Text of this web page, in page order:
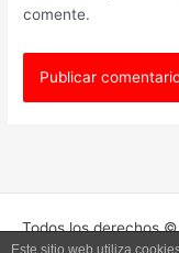
comente.
Todos los derechos
Este sitio web utiliza